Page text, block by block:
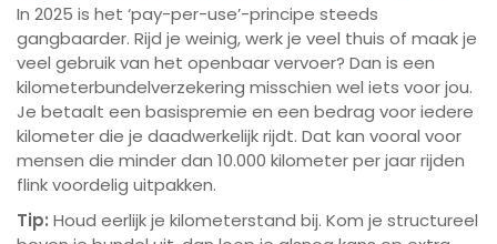
In 2025 is het ‘pay-per-use’-principe steeds
gangbaarder. Rijd je weinig, werk je veel thuis of maak je
veel gebruik van het openbaar vervoer? Dan is een
kilometerbundelverzekering misschien wel iets voor jou.
Je betaalt een basispremie en een bedrag voor iedere
kilometer die je daadwerkelijk rijdt. Dat kan vooral voor
mensen die minder dan 10.000 kilometer per jaar rijden
flink voordelig uitpakken.
Tip: Houd eerlijk je kilometerstand bij. Kom je structureel